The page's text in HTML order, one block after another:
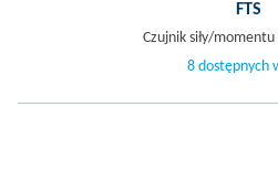
FTS
Czujnik siły/
8 dostępnych